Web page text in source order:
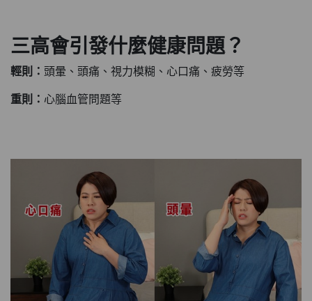
三高會引發什麼健康問題？
輕則： 頭暈、頭痛、視力模糊、心口痛、疲勞等
重則： 心腦血管問題等